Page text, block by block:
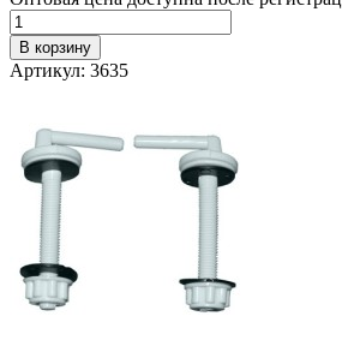
В корзину
Артикул: 3635